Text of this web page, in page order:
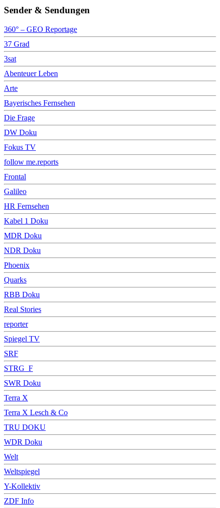
Sender & Sendungen
360° – GEO Reportage
37 Grad
3sat
Abenteuer Leben
Arte
Bayerisches Fernsehen
Die Frage
DW Doku
Fokus TV
follow me.reports
Frontal
Galileo
HR Fernsehen
Kabel 1 Doku
MDR Doku
NDR Doku
Phoenix
Quarks
RBB Doku
Real Stories
reporter
Spiegel TV
SRF
STRG_F
SWR Doku
Terra X
Terra X Lesch & Co
TRU DOKU
WDR Doku
Welt
Weltspiegel
Y-Kollektiv
ZDF Info